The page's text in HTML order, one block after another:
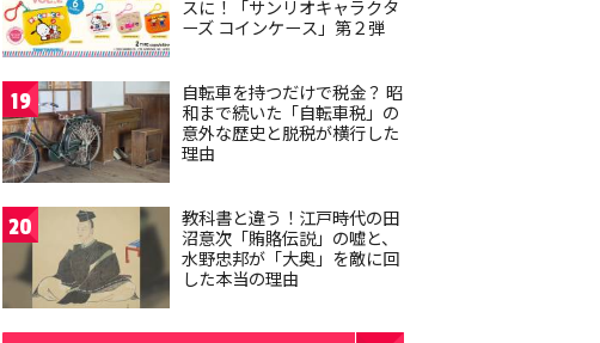
スに！「サンリオキャラクタ
ーズ コインケース」第２弾
19
自転車を持つだけで税金？ 昭
和まで続いた「自転車税」の
意外な歴史と脱税が横行した
理由
20
教科書と違う！江戸時代の田
沼意次「賄賂伝説」の嘘と、
水野忠邦が「大奥」を敵に回
した本当の理由